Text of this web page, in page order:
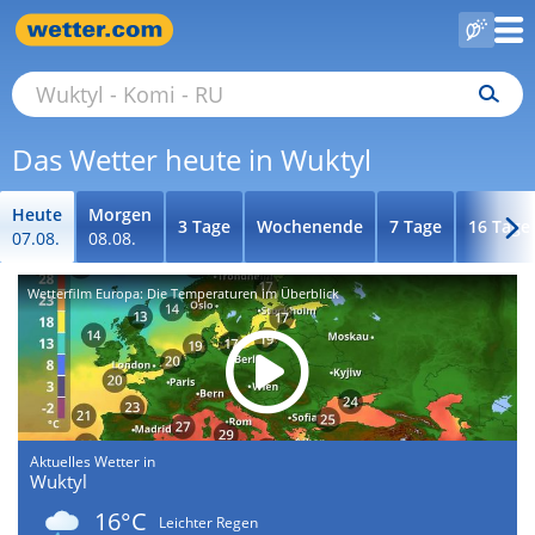
Das Wetter heute in Wuktyl
Heute
07.08.
Morgen
08.08.
3 Tage Wochenende 7 Tage 16 Tage
Wetterfilm Europa: Die Temperaturen im Überblick
Aktuelles Wetter in
Wuktyl
16°C
Leichter Regen